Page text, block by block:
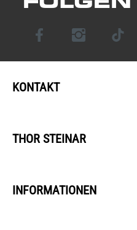
KONTAKT
THOR STEINAR
INFORMATIONEN